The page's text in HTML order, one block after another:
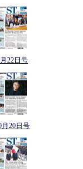
22日号
月20日号